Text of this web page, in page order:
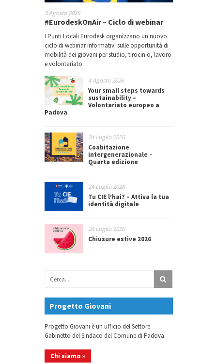
5 Agosto 2026
#EurodeskOnAir – Ciclo di webinar
I Punti Locali Eurodesk organizzano un nuovo
ciclo di webinar informativi sulle opportunità di
mobilità dei giovani per studio, tirocinio, lavoro
e volontariato.
4 Agosto 2026
Your small steps towards
sustainability –
Volontariato europeo a
Padova
24 Luglio 2026
Coabitazione
intergenerazionale –
Quarta edizione
24 Luglio 2026
Tu CIE l’hai? – Attiva la tua
identità digitale
24 Luglio 2026
Chiusure estive 2026
Progetto Giovani
Progetto Giovani è un ufficio del Settore
Gabinetto del Sindaco del Comune di Padova.
Chi siamo »